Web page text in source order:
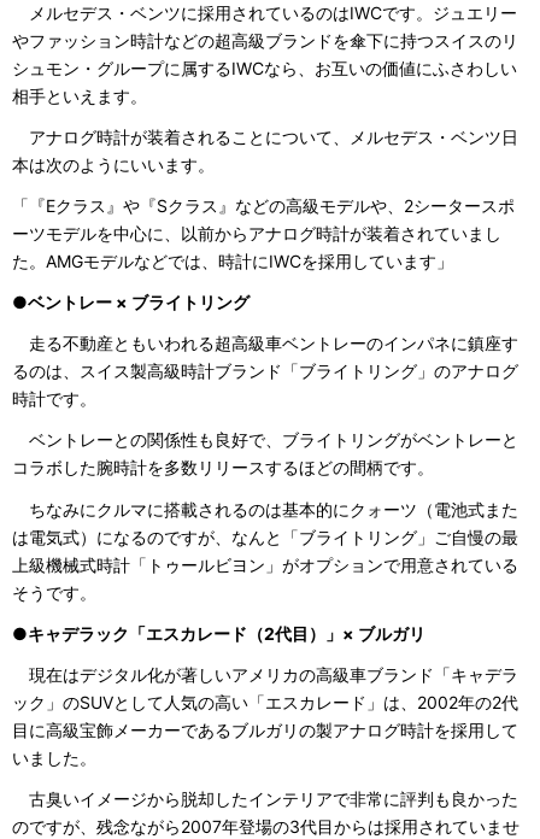
メルセデス・ベンツに採用されているのはIWCです。ジュエリー
やファッション時計などの超高級ブランドを傘下に持つスイスのリ
シュモン・グループに属するIWCなら、お互いの価値にふさわしい
相手といえます。
アナログ時計が装着されることについて、メルセデス・ベンツ日
本は次のようにいいます。
「『Eクラス』や『Sクラス』などの高級モデルや、2シータースポ
ーツモデルを中心に、以前からアナログ時計が装着されていまし
た。AMGモデルなどでは、時計にIWCを採用しています」
●ベントレー × ブライトリング
走る不動産ともいわれる超高級車ベントレーのインパネに鎮座す
るのは、スイス製高級時計ブランド「ブライトリング」のアナログ
時計です。
ベントレーとの関係性も良好で、ブライトリングがベントレーと
コラボした腕時計を多数リリースするほどの間柄です。
ちなみにクルマに搭載されるのは基本的にクォーツ（電池式また
は電気式）になるのですが、なんと「ブライトリング」ご自慢の最
上級機械式時計「トゥールビヨン」がオプションで用意されている
そうです。
●キャデラック「エスカレード（2代目）」× ブルガリ
現在はデジタル化が著しいアメリカの高級車ブランド「キャデラ
ック」のSUVとして人気の高い「エスカレード」は、2002年の2代
目に高級宝飾メーカーであるブルガリの製アナログ時計を採用して
いました。
古臭いイメージから脱却したインテリアで非常に評判も良かった
のですが、残念ながら2007年登場の3代目からは採用されていませ